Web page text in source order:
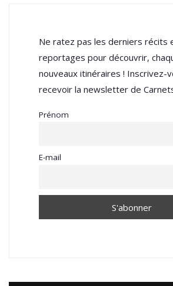
Ne ratez pas les derniers récits
reportages pour découvrir,
nouveaux itinéraires ! Inscrivez-
recevoir la newsletter de
Prénom
E-mail